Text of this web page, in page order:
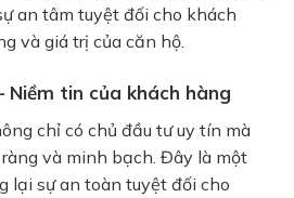
an tâm tuyệt đối cho khách
và giá trị của căn hộ.
Niềm tin của khách hàng
chỉ có chủ đầu tư uy tín mà
và minh bạch. Đây là một
lại sự an toàn tuyệt đối cho